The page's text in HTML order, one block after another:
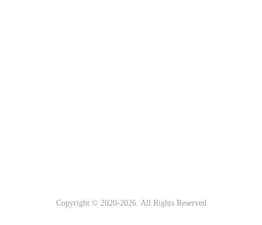
Copyright © 2020-2026. All Rights Reserved